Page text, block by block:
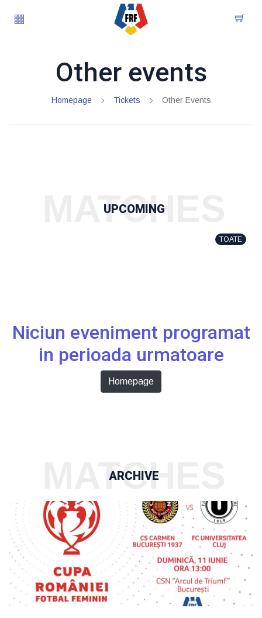
Other events
Homepage Tickets Other Events
UPCOMING
MATCHES
TOATE
Niciun eveniment programat
in perioada urmatoare
Homepage
ARCHIVE
MATCHES